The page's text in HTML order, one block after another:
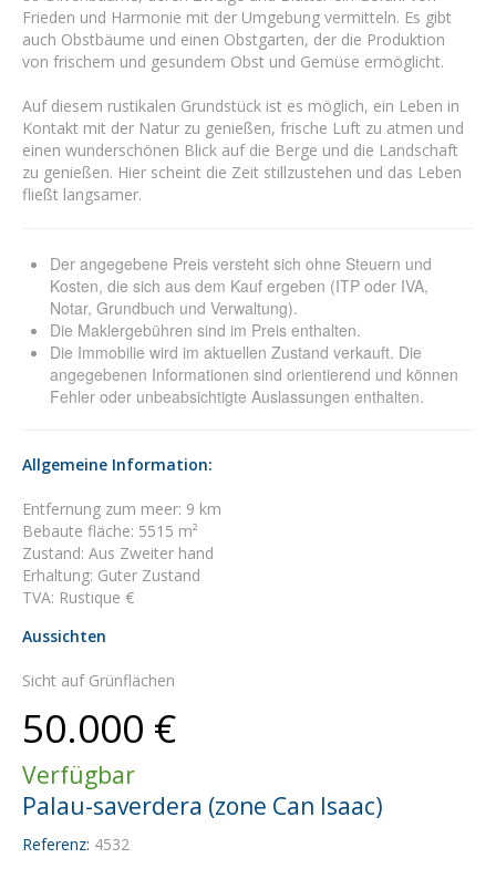
Frieden und Harmonie mit der Umgebung vermitteln. Es gibt
auch Obstbäume und einen Obstgarten, der die Produktion
von frischem und gesundem Obst und Gemüse ermöglicht.
Auf diesem rustikalen Grundstück ist es möglich, ein Leben in
Kontakt mit der Natur zu genießen, frische Luft zu atmen und
einen wunderschönen Blick auf die Berge und die Landschaft
zu genießen. Hier scheint die Zeit stillzustehen und das Leben
fließt langsamer.
Der angegebene Preis versteht sich ohne Steuern und
Kosten, die sich aus dem Kauf ergeben (ITP oder IVA,
Notar, Grundbuch und Verwaltung).
Die Maklergebühren sind im Preis enthalten.
Die Immobilie wird im aktuellen Zustand verkauft. Die
angegebenen Informationen sind orientierend und können
Fehler oder unbeabsichtigte Auslassungen enthalten.
Allgemeine Information:
Entfernung zum meer: 9 km
Bebaute fläche: 5515 m²
Zustand: Aus Zweiter hand
Erhaltung: Guter Zustand
TVA: Rustique €
Aussichten
Sicht auf Grünflächen
50.000 €
Verfügbar
Palau-saverdera (zone Can Isaac)
Referenz: 4532